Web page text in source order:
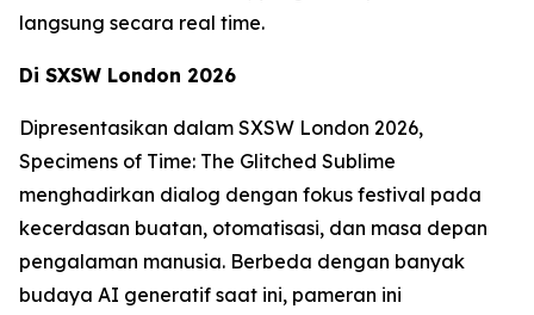
langsung secara real time.
Di SXSW London 2026
Dipresentasikan dalam SXSW London 2026,
Specimens of Time: The Glitched Sublime
menghadirkan dialog dengan fokus festival pada
kecerdasan buatan, otomatisasi, dan masa depan
pengalaman manusia. Berbeda dengan banyak
budaya AI generatif saat ini, pameran ini